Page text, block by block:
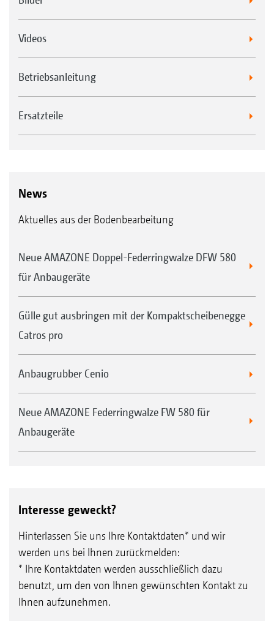
Videos
Betriebsanleitung
Ersatzteile
News
Aktuelles aus der Bodenbearbeitung
Neue AMAZONE Doppel-Federringwalze DFW 580
für Anbaugeräte
Gülle gut ausbringen mit der Kompaktscheibenegge
Catros pro
Anbaugrubber Cenio
Neue AMAZONE Federringwalze FW 580 für
Anbaugeräte
Interesse geweckt?
Hinterlassen Sie uns Ihre Kontaktdaten* und wir
werden uns bei Ihnen zurückmelden:
* Ihre Kontaktdaten werden ausschließlich dazu
benutzt, um den von Ihnen gewünschten Kontakt zu
Ihnen aufzunehmen.